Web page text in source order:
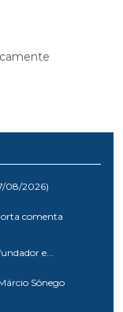
08/2026)
comenta
e...
Sônego